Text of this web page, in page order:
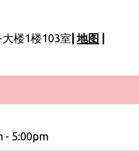
楼1楼103室 地图
- 5:00pm